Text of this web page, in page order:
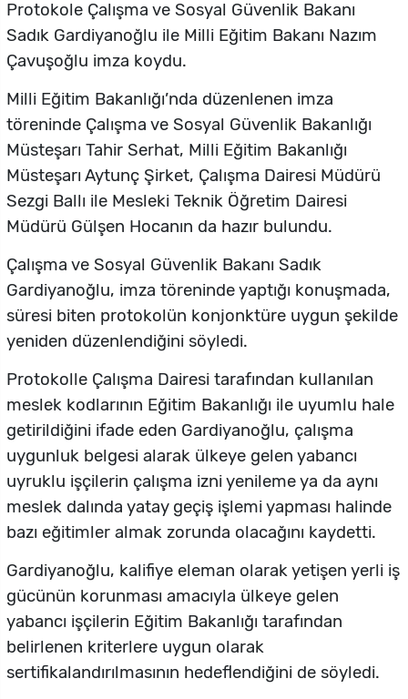
Protokole Çalışma ve Sosyal Güvenlik Bakanı
Sadık Gardiyanoğlu ile Milli Eğitim Bakanı Nazım
Çavuşoğlu imza koydu.
Milli Eğitim Bakanlığı’nda düzenlenen imza
töreninde Çalışma ve Sosyal Güvenlik Bakanlığı
Müsteşarı Tahir Serhat, Milli Eğitim Bakanlığı
Müsteşarı Aytunç Şirket, Çalışma Dairesi Müdürü
Sezgi Ballı ile Mesleki Teknik Öğretim Dairesi
Müdürü Gülşen Hocanın da hazır bulundu.
Çalışma ve Sosyal Güvenlik Bakanı Sadık
Gardiyanoğlu, imza töreninde yaptığı konuşmada,
süresi biten protokolün konjonktüre uygun şekilde
yeniden düzenlendiğini söyledi.
Protokolle Çalışma Dairesi tarafından kullanılan
meslek kodlarının Eğitim Bakanlığı ile uyumlu hale
getirildiğini ifade eden Gardiyanoğlu, çalışma
uygunluk belgesi alarak ülkeye gelen yabancı
uyruklu işçilerin çalışma izni yenileme ya da aynı
meslek dalında yatay geçiş işlemi yapması halinde
bazı eğitimler almak zorunda olacağını kaydetti.
Gardiyanoğlu, kalifiye eleman olarak yetişen yerli iş
gücünün korunması amacıyla ülkeye gelen
yabancı işçilerin Eğitim Bakanlığı tarafından
belirlenen kriterlere uygun olarak
sertifikalandırılmasının hedeflendiğini de söyledi.